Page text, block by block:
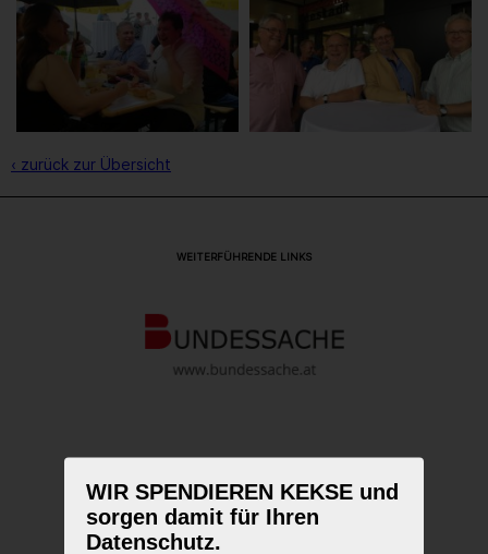
WIR SPENDIEREN KEKSE und
sorgen damit für Ihren
Datenschutz.
‹ zurück zur Übersicht
WEITERFÜHRENDE LINKS